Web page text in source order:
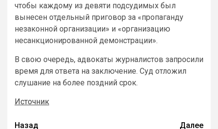
чтобы каждому из девяти подсудимых был
вынесен отдельный приговор за «пропаганду
незаконной организации» и «организацию
несанкционированной демонстрации».
В свою очередь, адвокаты журналистов запросили
время для ответа на заключение. Суд отложил
слушание на более поздний срок.
Источник
Назад Далее